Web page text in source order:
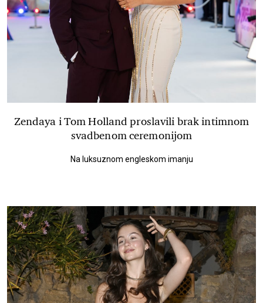
Zendaya i Tom Holland proslavili brak intimnom
svadbenom ceremonijom
Na luksuznom engleskom imanju